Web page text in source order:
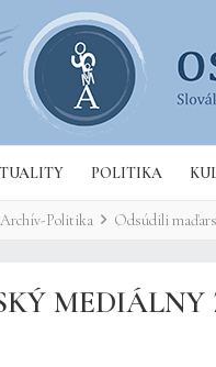
POLITIKA
Archív-Politika Odsúdili